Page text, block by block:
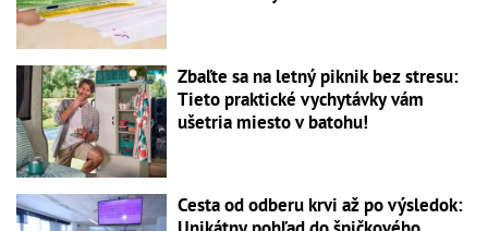
Zbaľte sa na letný piknik bez stresu:
Tieto praktické vychytávky vám
ušetria miesto v batohu!
Cesta od odberu krvi až po výsledok: